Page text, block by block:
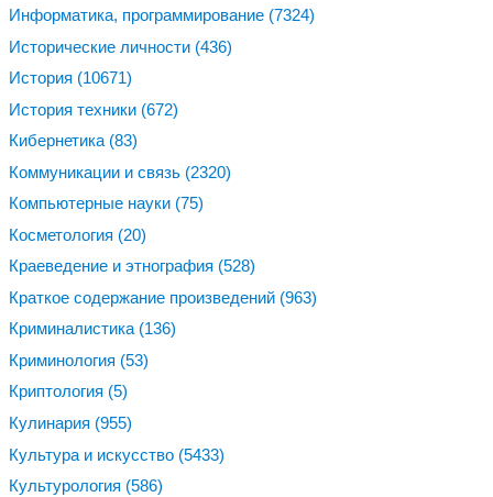
Информатика, программирование (7324)
Исторические личности (436)
История (10671)
История техники (672)
Кибернетика (83)
Коммуникации и связь (2320)
Компьютерные науки (75)
Косметология (20)
Краеведение и этнография (528)
Краткое содержание произведений (963)
Криминалистика (136)
Криминология (53)
Криптология (5)
Кулинария (955)
Культура и искусство (5433)
Культурология (586)